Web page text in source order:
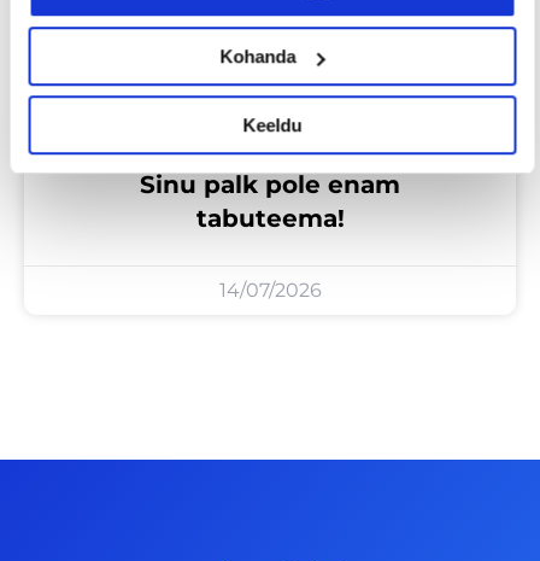
Kohanda
Keeldu
Sinu palk pole enam
tabuteema!
14/07/2026